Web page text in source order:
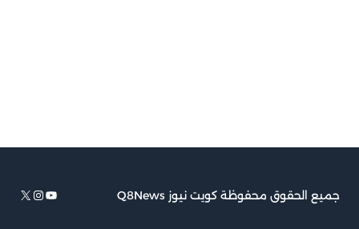
جميع الحقوق محفوظة كويت نيوز Q8News يوتيوبإكس